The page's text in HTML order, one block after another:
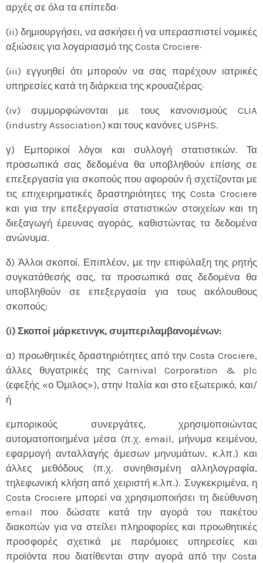
αρχές σε όλα τα επίπεδα·
(ii) δημιουργήσει, να ασκήσει ή να υπερασπιστεί νομικές
αξιώσεις για λογαριασμό της Costa Crociere·
(iii) εγγυηθεί ότι μπορούν να σας παρέχουν ιατρικές
υπηρεσίες κατά τη διάρκεια της κρουαζιέρας·
(iv) συμμορφώνονται με τους κανονισμούς CLIA
(industry Association) και τους κανόνες USPHS.
γ) Εμπορικοί λόγοι και συλλογή στατιστικών. Τα
προσωπικά σας δεδομένα θα υποβληθούν επίσης σε
επεξεργασία για σκοπούς που αφορούν ή σχετίζονται με
τις επιχειρηματικές δραστηριότητες της Costa Crociere
και για την επεξεργασία στατιστικών στοιχείων και τη
διεξαγωγή έρευνας αγοράς, καθιστώντας τα δεδομένα
ανώνυμα.
δ) Άλλοι σκοποί. Επιπλέον, με την επιφύλαξη της ρητής
συγκατάθεσής σας, τα προσωπικά σας δεδομένα θα
υποβληθούν σε επεξεργασία για τους ακόλουθους
σκοπούς:
(i) Σκοποί μάρκετινγκ, συμπεριλαμβανομένων:
α) προωθητικές δραστηριότητες από την Costa Crociere,
άλλες θυγατρικές της Carnival Corporation & plc
(εφεξής «ο Όμιλος»), στην Ιταλία και στο εξωτερικό, και/
ή
εμπορικούς συνεργάτες, χρησιμοποιώντας
αυτοματοποιημένα μέσα (π.χ. email, μήνυμα κειμένου,
εφαρμογή ανταλλαγής άμεσων μηνυμάτων, κ.λπ.) και
άλλες μεθόδους (π.χ. συνηθισμένη αλληλογραφία,
τηλεφωνική κλήση από χειριστή κ.λπ.). Συγκεκριμένα, η
Costa Crociere μπορεί να χρησιμοποιήσει τη διεύθυνση
email που δώσατε κατά την αγορά του πακέτου
διακοπών για να στείλει πληροφορίες και προωθητικές
προσφορές σχετικά με παρόμοιες υπηρεσίες και
προϊόντα που διατίθενται στην αγορά από την Costa